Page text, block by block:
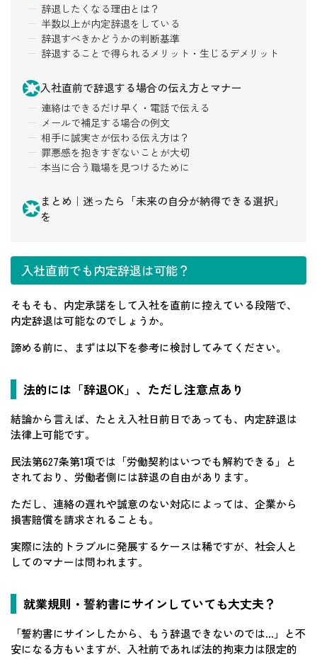
辞退したくなる理由とは？
半数以上が内定辞退をしている
辞退すべきかどうかの判断基準
辞退することで得られるメリット・生じるデメリット
入社直前で辞退する場合の伝え方とマナー
連絡はできるだけ早く・電話で伝える
メールで補足する場合の例文
相手に誠実さが伝わる伝え方は？
罪悪感を抱きすぎないことが大切
本当に合う職場を見つけるために
まとめ｜迷ったら「未来の自分が納得できる選択」
を
入社直前でも内定辞退は可能？
そもそも、内定承諾をして入社を直前に控えている段階で、
内定辞退は可能なのでしょうか。
諦める前に、まずは以下を参考に検討してみてください。
法的には「辞退OK」、ただし注意点あり
結論から言えば、たとえ入社日前日であっても、内定辞退は
法律上可能です。
民法第627条第1項では「労働契約はいつでも解約できる」と
されており、労働者側には辞退の自由があります。
ただし、連絡の遅れや誠意のない対応によっては、企業から
損害賠償を請求されることも。
実際に法的トラブルに発展するケースは稀ですが、社会人と
してのマナーは問われます。
就業規則・誓約書にサインしていても大丈夫？
「誓約書にサインしたから、もう辞退できないのでは…」と不
安になる方もいますが、入社前であれば法的拘束力は限定的